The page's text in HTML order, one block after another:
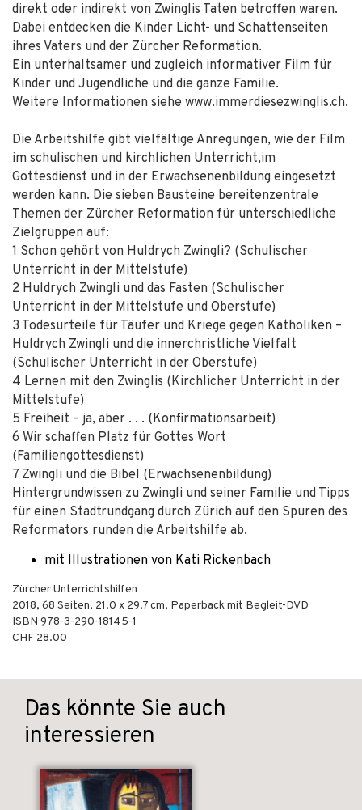
direkt oder indirekt von Zwinglis Taten betroffen waren.
Dabei entdecken die Kinder Licht- und Schattenseiten
ihres Vaters und der Zürcher Reformation.
Ein unterhaltsamer und zugleich informativer Film für
Kinder und Jugendliche und die ganze Familie.
Weitere Informationen siehe www.immerdiesezwinglis.ch.
Die Arbeitshilfe gibt vielfältige Anregungen, wie der Film
im schulischen und kirchlichen Unterricht,im
Gottesdienst und in der Erwachsenenbildung eingesetzt
werden kann. Die sieben Bausteine bereitenzentrale
Themen der Zürcher Reformation für unterschiedliche
Zielgruppen auf:
1 Schon gehört von Huldrych Zwingli? (Schulischer
Unterricht in der Mittelstufe)
2 Huldrych Zwingli und das Fasten (Schulischer
Unterricht in der Mittelstufe und Oberstufe)
3 Todesurteile für Täufer und Kriege gegen Katholiken –
Huldrych Zwingli und die innerchristliche Vielfalt
(Schulischer Unterricht in der Oberstufe)
4 Lernen mit den Zwinglis (Kirchlicher Unterricht in der
Mittelstufe)
5 Freiheit – ja, aber . . . (Konfirmationsarbeit)
6 Wir schaffen Platz für Gottes Wort
(Familiengottesdienst)
7 Zwingli und die Bibel (Erwachsenenbildung)
Hintergrundwissen zu Zwingli und seiner Familie und Tipps
für einen Stadtrundgang durch Zürich auf den Spuren des
Reformators runden die Arbeitshilfe ab.
mit Illustrationen von Kati Rickenbach
Zürcher Unterrichtshilfen
2018, 68 Seiten, 21.0 x 29.7 cm, Paperbackmit Begleit-DVD
ISBN 978-3-290-18145-1
CHF 28.00
Das könnte Sie auch
interessieren